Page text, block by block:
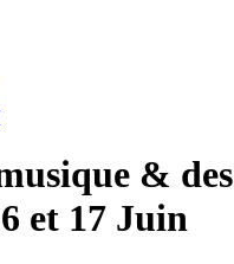
& des
et 17 Juin